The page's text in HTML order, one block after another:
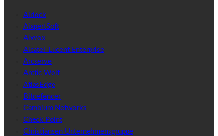
Airlock
AixpertSoft
Aixvox
Alcatel-Lucent Enterprise
Arcserve
Arctic Wolf
AtlasEdge
Bitdefender
Cambium Networks
Check Point
Christiansen Unternehmensgruppe